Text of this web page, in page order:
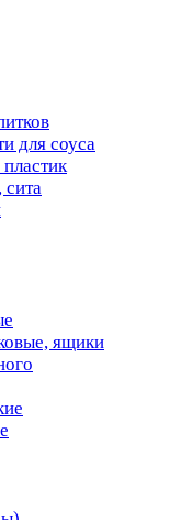
для соуса
ящики